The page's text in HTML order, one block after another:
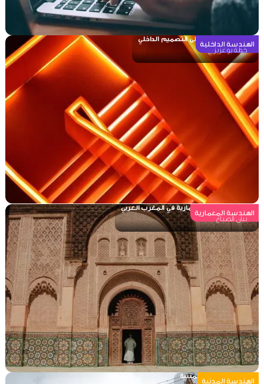
الألوان وتأثيرها على التصميم الداخلي
خولة بو عزيز
الهندسة الداخلية
مِن الأيقونات المعمارية في المغرب العربي
بيان الصباغ
الهندسة المعمارية
إنشاء الأبنية الإسمنتية
الهندسة المدنية